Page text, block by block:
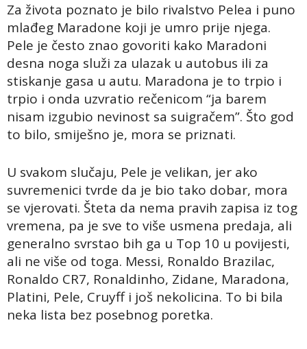
Za života poznato je bilo rivalstvo Pelea i puno
mlađeg Maradone koji je umro prije njega.
Pele je često znao govoriti kako Maradoni
desna noga služi za ulazak u autobus ili za
stiskanje gasa u autu. Maradona je to trpio i
trpio i onda uzvratio rečenicom “ja barem
nisam izgubio nevinost sa suigračem”. Što god
to bilo, smiješno je, mora se priznati.
U svakom slučaju, Pele je velikan, jer ako
suvremenici tvrde da je bio tako dobar, mora
se vjerovati. Šteta da nema pravih zapisa iz tog
vremena, pa je sve to više usmena predaja, ali
generalno svrstao bih ga u Top 10 u povijesti,
ali ne više od toga. Messi, Ronaldo Brazilac,
Ronaldo CR7, Ronaldinho, Zidane, Maradona,
Platini, Pele, Cruyff i još nekolicina. To bi bila
neka lista bez posebnog poretka.